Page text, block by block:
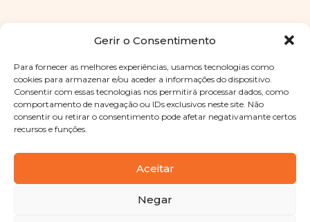
Gerir o Consentimento
Para fornecer as melhores experiências, usamos tecnologias como
cookies para armazenar e/ou aceder a informações do dispositivo.
Consentir com essas tecnologias nos permitirá processar dados, como
comportamento de navegação ou IDs exclusivos neste site. Não
consentir ou retirar o consentimento pode afetar negativamante certos
recursos e funções.
Aceitar
Negar
Copyright © 2025 Sabores Santa Clara
. Todos os direitos
reservadosPolítica de Privacidade |Termos e condições
Designed byShift Your Branding Agency